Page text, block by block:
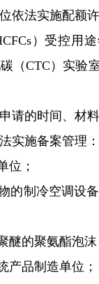
法实施配额许
）受控用途
（CTC）实验
的时间、材料
施备案管理：
；
制冷空调设备
的聚氨酯泡沫
品制造单位；